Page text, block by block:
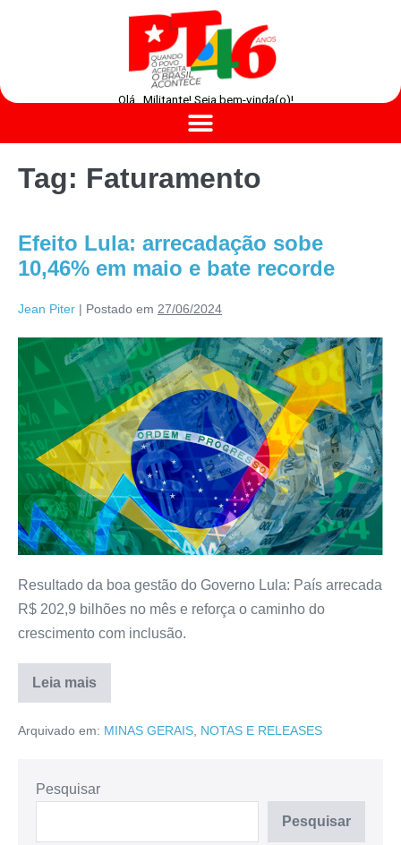
Olá , Militante! Seja bem-vinda(o)!
Tag: Faturamento
Efeito Lula: arrecadação sobe
10,46% em maio e bate recorde
Jean Piter | Postado em 27/06/2024
Resultado da boa gestão do Governo Lula: País arrecada
R$ 202,9 bilhões no mês e reforça o caminho do
crescimento com inclusão.
Leia mais
Arquivado em: MINAS GERAIS NOTAS E RELEASES
Pesquisar
Pesquisar